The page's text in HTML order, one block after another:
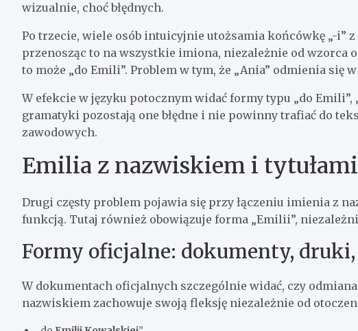
wizualnie, choć błędnych.
Po trzecie, wiele osób intuicyjnie utożsamia końcówkę „-i”
przenosząc to na wszystkie imiona, niezależnie od wzorca
to może „do Emili”. Problem w tym, że „Ania” odmienia się
W efekcie w języku potocznym widać formy typu „do
gramatyki pozostają one błędne i nie powinny trafiać do
zawodowych.
Emilia z nazwiskiem i
Drugi częsty problem pojawia się przy łączeniu imienia z
funkcją. Tutaj również obowiązuje forma „Emilii”,
Formy oficjalne: dokumenty,
W dokumentach oficjalnych szczególnie widać, czy
nazwiskiem zachowuje swoją fleksję niezależnie od